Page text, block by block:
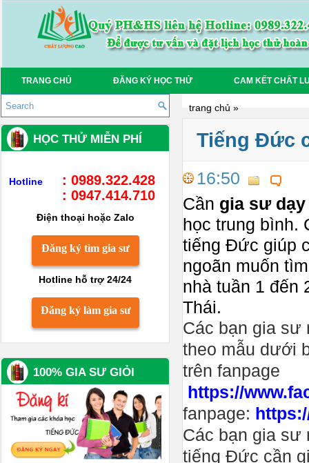
TRANG CHỦ ĐĂNG KÝ HỌC THỬ CAM KẾT CHẤT
trang chủ »
Tiếng Đức
16:50
Cần gia sư
học trung bình.
tiếng Đức giúp
ngoãn muốn
nhà tuần 1 đến
Thái.
Các bạn gia sư
theo mẫu dưới
trên fanpage
https://
fanpage:
Các bạn gia sư
tiếng Đức cần
HỌC THỬ MIỄN PHÍ
Hotline
: 0989.322.428
: 0947.414.710
Điện thoại hoặc Zalo
Đăng ký tìm gia sư
Hotline hỗ trợ 24/24
Đăng ký làm gia sư
100% GIA SƯ GIỎI